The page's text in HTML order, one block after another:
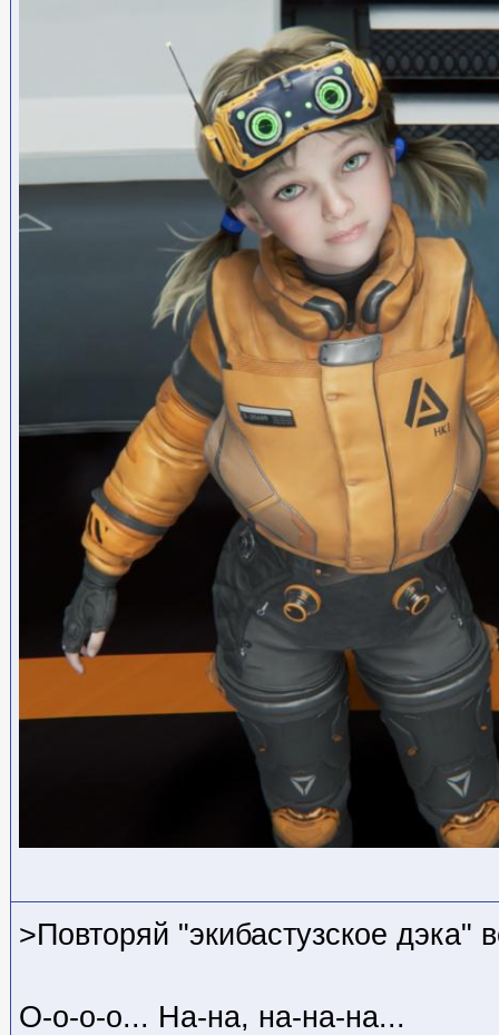
>Повторяй "экибастузское дэка"
О-о-о-о... На-на, на-на-на...